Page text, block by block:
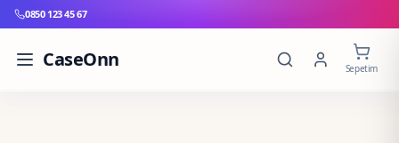
0850 123 45 67
CaseOnn Sepetim